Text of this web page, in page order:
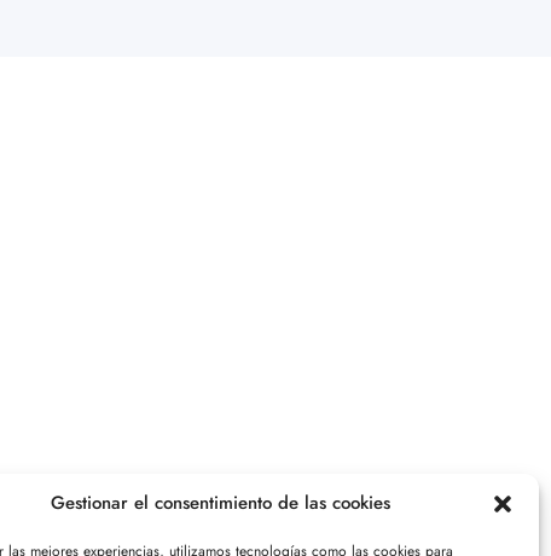
Gestionar el consentimiento de las cookies
las mejores experiencias, utilizamos tecnologías como las cookies para